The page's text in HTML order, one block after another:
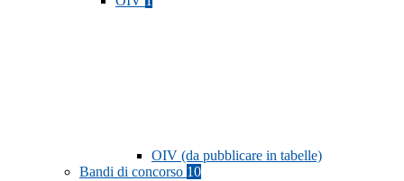
OIV (da pubblicare in tabelle)
Bandi di concorso 10